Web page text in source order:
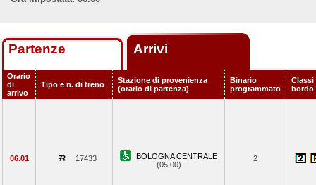
Partenze Arrivi
Orario
di
arrivo
Tipo e n. di treno
Stazione di provenienza
(orario di partenza)
Binario
programmato
Classi
bordo
06.01 17433
BOLOGNA CENTRALE
(05.00)
2